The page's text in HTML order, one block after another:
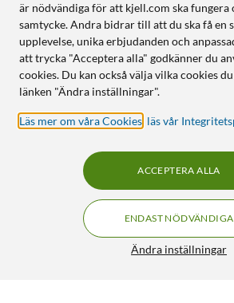
är nödvändiga för att kjell.com ska
samtycke. Andra bidrar till att du ska få en
upplevelse, unika erbjudanden och
att trycka "Acceptera alla" godkänner du
cookies. Du kan också välja vilka cookies
länken "Ändra inställningar".
Läs mer om våra Cookies läs vår
Ändra inställningar
ENDAST NÖDVÄNDIGA
ACCEPTERA ALLA